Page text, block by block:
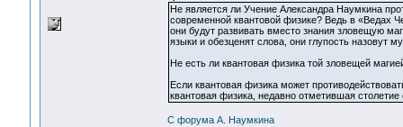
Не является ли Учение Александра Наумкина
современной квантовой физике? Ведь в «Ведах
они будут развивать вместо знания зловещую
языки и обезценят слова, они глупость назовут
Не есть ли квантовая физика той зловещей
Если квантовая физика может
квантовая физика, недавно отметившая
С форума А. Наумкина